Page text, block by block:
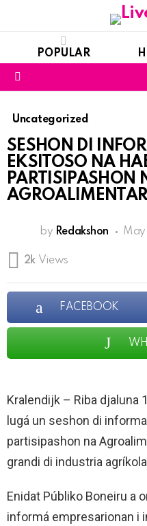
POPULAR
Uncategorized
SESHON DI
EKSITOSO NA
PARTISIPASHON
by Redakshon May
2k Views
FACEBOOK
Kralendijk – Riba djaluna
lugá un seshon di
partisipashon na
grandi di industria
Enidat Públiko Boneiru a
informá empresarionan i